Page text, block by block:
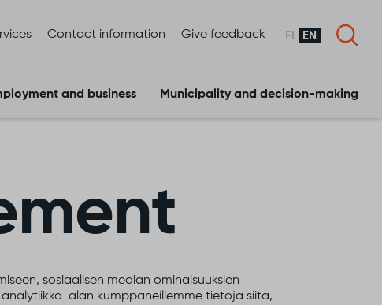
Contact information Give feedback FI EN
and business Municipality and decision-making
sosiaalisen median ominaisuuksien
alan kumppaneillemme tietoja siitä,